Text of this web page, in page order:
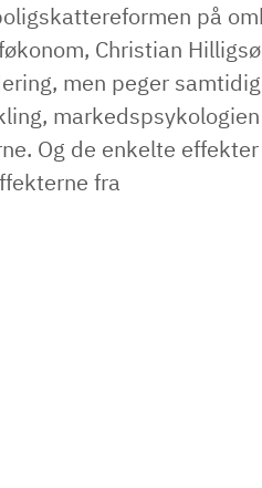
på
Christian
men peger
Og de enkelte
fra